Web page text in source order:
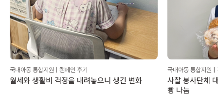
국내아동 통합지원 | 캠페인 후기
월세와 생활비 걱정을 내려놓으니 생긴 변화
국내아동 통합지원 |
사찰 봉사단체
빵 나눔